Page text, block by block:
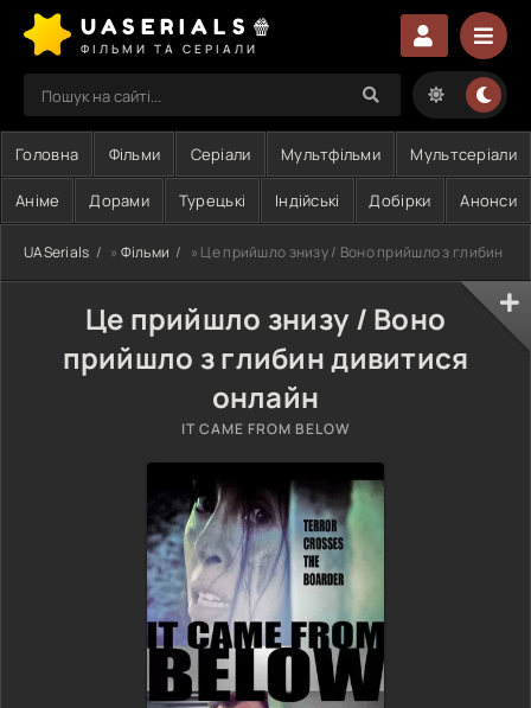
UASERIALS🍿
ФІЛЬМИ ТА СЕРІАЛИ
Головна Фільми Серіали Мультфільми Мультсеріали
Аніме Дорами Турецькі Індійські Добірки Анонси
UASerials » Фільми » Це прийшло знизу / Воно прийшло з глибин
Це прийшло знизу / Воно
прийшло з глибин дивитися
онлайн
IT CAME FROM BELOW